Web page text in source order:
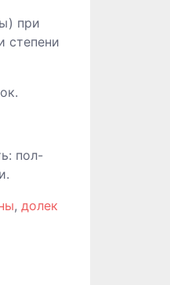
при
степени
пол-
, долек